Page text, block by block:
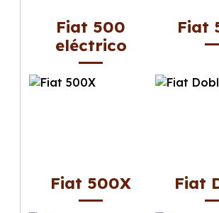
Fiat 500
eléctrico
Fiat
Fiat 500X Fiat